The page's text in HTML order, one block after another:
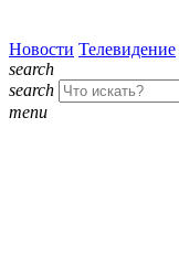
Новости Телевидение
search
search
menu